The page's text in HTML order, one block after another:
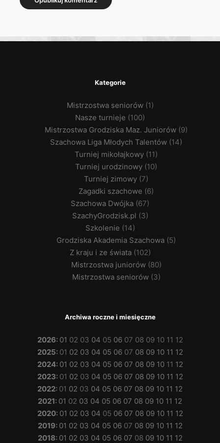
Kategorie
Mistrzostwa seniorów(1)
Nasze turnieje (100)
Mistrzostwa Grodziska Maz. Juniorów (9)
Szachowa Liga Młodych Talentów (14)
Turniej mikołajkowy (11)
Turniej urodzinowy (10)
Turniej zimowy (7)
Zagadki szachowe (6)
Szachowa Dwójka (67)
SzachyGrodzisk.pl (3)
Szkolenie (14)
Grodziska Akademia Szachowa (5)
Z kraju i ze świata(102)
Mistrzostwa juniorów(80)
Mistrzostwa seniorów(3)
Archiwa roczne i miesięczne
2026: 01 02 03 04 05 06 07 08 09 10 11 12
2025: 01 02 03 04 05 06 07 08 09 10 11 12
2024: 01 02 03 04 05 06 07 08 09 10 11 12
2023: 01 02 03 04 05 06 07 08 09 10 11 12
2022: 01 02 03 04 05 06 07 08 09 10 11 12
2021: 01 02 03 04 05 06 07 08 09 10 11 12
2020: 01 02 03 04 05 06 07 08 09 10 11 12
2019: 01 02 03 04 05 06 07 08 09 10 11 12
2018: 01 02 03 04 05 06 07 08 09 10 11 12